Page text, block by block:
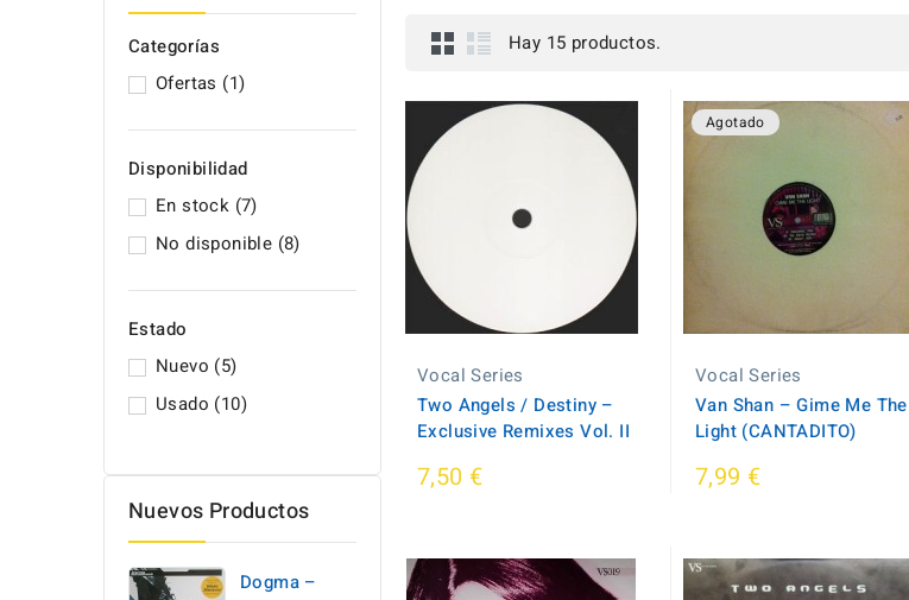
Categorías
Ofertas (1)
Disponibilidad
En stock (7)
No disponible (8)
Estado
Nuevo (5)
Usado (10)
Nuevos Productos
Dogma –
Hay 15 productos.
Vocal Series
Two Angels / Destiny ‎–
Exclusive Remixes Vol. II
7,50 €
Agotado
Vocal Series
Van Shan – Gime Me The
Light (CANTADITO)
7,99 €